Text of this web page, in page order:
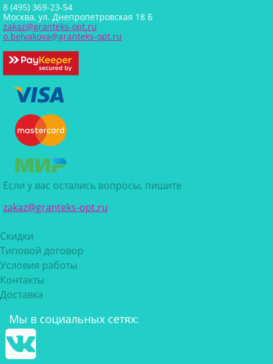
8 (495) 369-23-54
Москва, ул. Днепропетровская 18 Б
zakaz@granteks-opt.ru
o.belyakova@granteks-opt.ru
Если у вас остались вопросы, пишите
zakaz@granteks-opt.ru
Скидки
Типовой договор
Условия работы
Контакты
Доставка
Мы в социальных сетях: